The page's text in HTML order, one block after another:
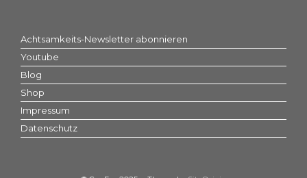
Achtsamkeits-Newsletter abonnieren
Youtube
Blog
Shop
Impressum
Datenschutz